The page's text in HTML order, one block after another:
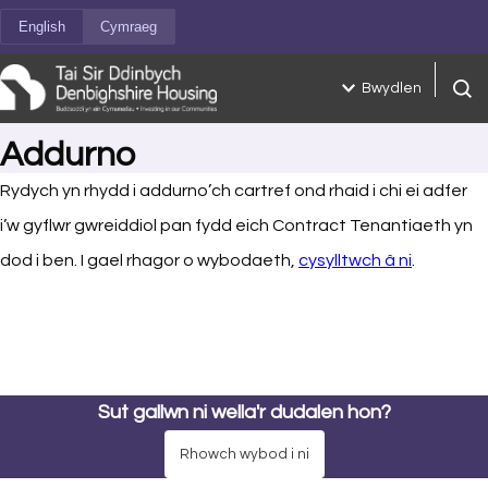
English Cymraeg
Bwydlen
Addurno
Rydych yn rhydd i addurno’ch cartref ond rhaid i chi ei adfer
i’w gyflwr gwreiddiol pan fydd eich Contract Tenantiaeth yn
dod i ben. I gael rhagor o wybodaeth, cysylltwch â ni
Sut gallwn ni wella'r dudalen hon?
Rhowch wybod i ni